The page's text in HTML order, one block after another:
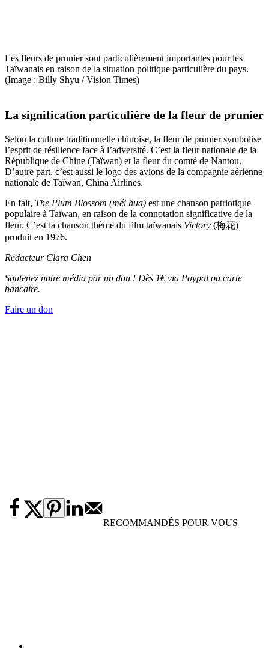
Les fleurs de prunier sont particulièrement importantes pour les
Taïwanais en raison de la situation politique particulière du pays.
(Image : Billy Shyu / Vision Times)
La signification particulière de la fleur de prunier
Selon la culture traditionnelle chinoise, la fleur de prunier symbolise
l’esprit de résilience face à l’adversité. C’est la fleur nationale de la
République de Chine (Taïwan) et la fleur du comté de Nantou.
D’autre part, c’est aussi le logo des avions de la compagnie aérienne
nationale de Taïwan, China Airlines.
En fait, The Plum Blossom (méi huā) est une chanson patriotique
populaire à Taïwan, en raison de la connotation significative de la
fleur. C’est la chanson thème du film taïwanais Victory (梅花)
produit en 1976.
Rédacteur Clara Chen
Soutenez notre média par un don ! Dès 1€ via Paypal ou carte
bancaire.
Faire un don
RECOMMANDÉS POUR VOUS